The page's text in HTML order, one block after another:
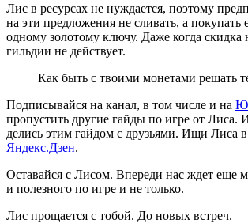
Лис в ресурсах не нуждается, поэтому
на эти предложения не сливать, а покупать
одному золотому ключу. Даже когда скидка
гильдии не действует.
Как быть с твоими монетами решать
Подписывайся на канал, в том числе и на
пропустить другие гайды по игре от Лиса.
делись этим гайдом с друзьями. Ищи Лиса в
Яндекс.Дзен.
Оставайся с Лисом. Впереди нас ждет еще
и полезного по игре и не только.
Лис прощается с тобой. До новых встреч.